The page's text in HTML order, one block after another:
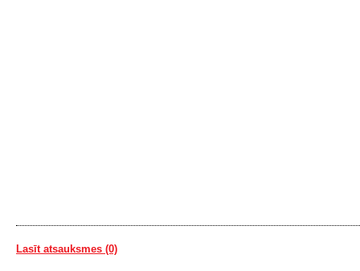
Lasīt atsauksmes (0)